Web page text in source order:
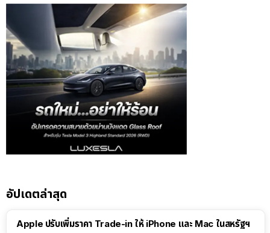
อัปเดตล่าสุด
Apple ปรับเพิ่มราคา Trade-in ให้ iPhone และ Mac ในสหรัฐฯ